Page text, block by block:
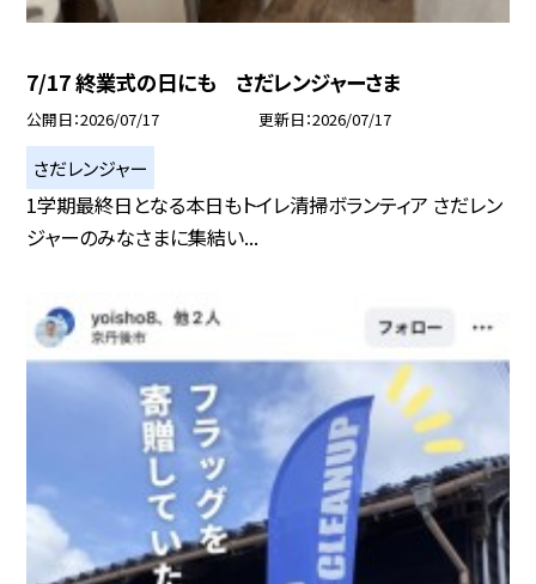
7/17 終業式の日にも さだレンジャーさま
公開日 2026/07/17 更新日 2026/07/17
さだレンジャー
1学期最終日となる本日もトイレ清掃ボランティア さだレン
ジャーのみなさまに集結い...